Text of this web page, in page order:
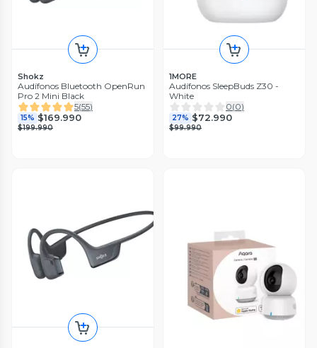
Shokz
Audífonos Bluetooth OpenRun
Pro 2 Mini Black
5(55)
15% $169.990
$199.990
1MORE
Audífonos SleepBuds Z30 -
White
0(0)
27% $72.990
$99.990